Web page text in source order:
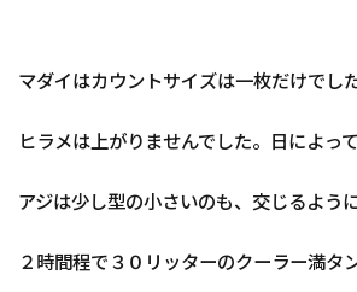
マダイはカウントサイズは一枚だけでし
ヒラメは上がりませんでした。日によっ
アジは少し型の小さいのも、交じるよう
２時間程で３０リッターのクーラー満タ